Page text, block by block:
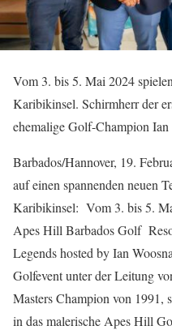
Vom 3. bis 5. Mai 2024
Karibikinsel. Schirmherr der
ehemalige Golf-Champion Ian
Barbados/Hannover, 19.
auf einen spannenden neuen
Karibikinsel: Vom 3. bis 5.
Apes Hill Barbados Golf
Legends hosted by Ian
Golfevent unter der Leitung
Masters Champion von 1991,
in das malerische Apes Hill